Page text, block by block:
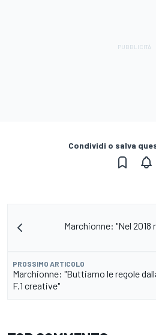
Condividi o salva
Marchionne: "Nel
PROSSIMO ARTICOLO
Marchionne: "Buttiamo le regole
F.1 creative"